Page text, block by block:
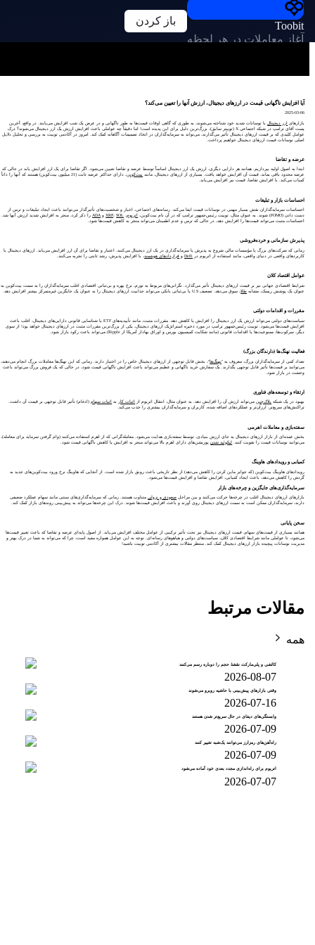
Toobit
آغاز معاملات در هر لحظه
باز کردن
آیا افزایش ناگهانی قیمت در ارزهای دیجیتال، ارزش آنها را تعیین می‌کند؟
2025-03-06
بازارهای ارز دیجیتال
با نوسانات شدید خود شناخته می‌شوند، به طوری که گاهی اوقات قیمت‌ها به طور ناگهانی و در عرض یک شب افزایش می‌یابند. در واقع، آخرین
پست آقای ترامپ در شبکه اجتماعی X (توییتر سابق)، بزرگ‌ترین دلیل برای این پدیده است! اما دقیقاً چه عواملی باعث افزایش ارزش یک ارز دیجیتال می‌شوند؟ درک
عوامل کلیدی که بر قیمت ارزهای دیجیتال تأثیر می‌گذارند، می‌تواند به سرمایه‌گذاران در اتخاذ تصمیمات آگاهانه کمک کند. امروز در آکادمی توبیت به بررسی و تحلیل دلایل
اصلی نوسانات قیمت ارزهای دیجیتال خواهیم پرداخت.
عرضه و تقاضا
ابتدا به اصول اولیه بپردازیم. همانند هر دارایی دیگری، ارزش یک ارز دیجیتال اساساً توسط عرضه و تقاضا تعیین می‌شود. اگر تقاضا برای یک ارز افزایش یابد در حالی که
عرضه محدود باقی بماند، قیمت آن افزایش خواهد یافت. بسیاری از ارزهای دیجیتال، مانند بیت‌کوین
، دارای حداکثر عرضه ثابت (21 میلیون بیت‌کوین) هستند که آنها را ذاتاً
کمیاب می‌کند. با افزایش تقاضا، قیمت نیز افزایش می‌یابد.
احساسات بازار و تبلیغات
احساسات سرمایه‌گذاران نقش بسیار مهمی در نوسانات قیمت ایفا می‌کند. رسانه‌های اجتماعی، اخبار و شخصیت‌های تأثیرگذار می‌توانند باعث ایجاد تبلیغات و ترس از
دست دادن (FOMO) شوند. به عنوان مثال، توییت رئیس‌جمهور ترامپ که در آن نام بیت‌کوین،
اتریوم، XRP،SOL و ADAرا ذکر کرد، منجر به افزایش شدید ارزش آنها شد.
احساسات مثبت می‌تواند قیمت‌ها را افزایش دهد، در حالی که ترس و عدم اطمینان می‌تواند منجر به کاهش قیمت‌ها شود.
پذیرش سازمانی و خرده‌فروشی
زمانی که شرکت‌های بزرگ یا مؤسسات مالی شروع به پذیرش یا سرمایه‌گذاری در یک ارز دیجیتال می‌کنند، اعتبار و تقاضا برای آن ارز افزایش می‌یابد. ارزهای دیجیتال با
کاربردهای واقعی در دنیای واقعی، مانند استفاده از اتریوم در
DeFiو قراردادهای هوشمند، با افزایش پذیرش، رشد ثابتی را تجربه می‌کنند.
عوامل اقتصاد کلان
شرایط اقتصادی جهانی نیز بر قیمت ارزهای دیجیتال تأثیر می‌گذارد. نگرانی‌های مربوط به تورم، نرخ بهره و بی‌ثباتی اقتصادی اغلب سرمایه‌گذاران را به سمت بیت‌کوین به
عنوان یک پوشش ریسک، مشابه طلا، سوق می‌دهد. تضعیف U.S یا بی‌ثباتی بانکی می‌تواند جذابیت ارزهای دیجیتال را به عنوان یک جایگزین غیرمتمرکز بیشتر افزایش دهد.
مقررات و اقدامات دولتی
سیاست‌های دولتی می‌تواند ارزش یک ارز دیجیتال را افزایش یا کاهش دهد. مقررات مثبت، مانند تأییدیه‌های ETF یا شناسایی قانونی دارایی‌های دیجیتال، اغلب باعث
افزایش قیمت‌ها می‌شود. توییت رئیس‌جمهور ترامپ در مورد ذخیره استراتژیک ارزهای دیجیتال، یکی از بزرگ‌ترین مقررات مثبت در ارزهای دیجیتال خواهد بود! از سوی
دیگر، سرکوب‌ها، ممنوعیت‌ها یا اقدامات قانونی (مانند شکایت کمیسیون بورس و اوراق بهادار آمریکا از Ripple) می‌تواند باعث رکود بازار شود.
فعالیت نهنگ‌ها (دارندگان بزرگ)
تعداد کمی از سرمایه‌گذاران بزرگ، معروف به "نهنگ‌ها"، بخش قابل توجهی از ارزهای دیجیتال خاص را در اختیار دارند. زمانی که این نهنگ‌ها معاملات بزرگ انجام می‌دهند،
می‌توانند بر قیمت‌ها تأثیر قابل توجهی بگذارند. یک سفارش خرید ناگهانی و عظیم می‌تواند باعث افزایش ناگهانی قیمت شود، در حالی که یک فروش بزرگ می‌تواند باعث
وحشت در بازار شود.
ارتقاء و توسعه‌های فناوری
بهبود در یک شبکه بلاک‌چینمی‌تواند ارزش آن را افزایش دهد. به عنوان مثال، انتقال اتریوم از اثبات کار به اثبات سهام(ادغام) تأثیر قابل توجهی بر قیمت آن داشت.
تراکنش‌های سریع‌تر، ارزان‌تر و عملکردهای اضافه شده، کاربران و سرمایه‌گذاران بیشتری را جذب می‌کند.
سفته‌بازی و معاملات اهرمی
بخش عمده‌ای از بازار ارزهای دیجیتال به جای ارزش بنیادی، توسط سفته‌بازی هدایت می‌شود. معامله‌گرانی که از اهرم استفاده می‌کنند (وام گرفتن سرمایه برای معامله)،
می‌توانند نوسانات قیمت را تقویت کنند. لیکوئید شدنپوزیشن‌های دارای اهرم بالا می‌تواند منجر به افزایش یا کاهش ناگهانی قیمت شود.
کمیابی و رویدادهای هاوینگ
رویدادهای هاوینگ بیت‌کوین (که جوایز ماین کردن را کاهش می‌دهد) از نظر تاریخی باعث رونق بازار شده است. از آنجایی که هاوینگ نرخ ورود بیت‌کوین‌های جدید به
گردش را کاهش می‌دهد، باعث ایجاد کمیابی، افزایش تقاضا و افزایش قیمت‌ها می‌شود.
سرمایه‌گذاری‌های جایگزین و چرخه‌های بازار
بازارهای ارزهای دیجیتال اغلب در چرخه‌ها حرکت می‌کنند و بین مراحل صعودی و نزولیمتناوب هستند. زمانی که سرمایه‌گذاری‌های سنتی مانند سهام عملکرد ضعیفی
دارند، سرمایه‌گذاران ممکن است به سمت ارزهای دیجیتال روی آورند و باعث افزایش قیمت‌ها شوند. درک این چرخه‌ها می‌تواند به پیش‌بینی روندهای بازار کمک کند.
سخن پایانی
همانند بسیاری از قیمت‌های سهام، قیمت ارزهای دیجیتال نیز تحت تأثیر ترکیبی از عوامل مختلف افزایش می‌یابد. از اصول پایه‌ای عرضه و تقاضا که باعث تغییر قیمت‌ها
می‌شود، تا عواملی مانند شرایط اقتصادی کلان، سیاست‌های دولتی و هیاهوهای رسانه‌ای. توجه به این عوامل همواره مفید است، چرا که می‌تواند به شما در درک بهتر و
مدیریت نوسانات پیچیده بازار ارزهای دیجیتال کمک کند. منتظر مقالات بیشتری از آکادمی توبیت باشید!
مقالات مرتبط
همه
کالشی و پلی‌مارکت نقشهٔ حجم را دوباره رسم می‌کنند
2026-08-07
وقتی بازارهای پیش‌بینی با حاشیه روبرو می‌شوند
2026-07-16
وابستگی‌های دیفای در حال سریع‌تر شدن هستند
2026-07-09
راه‌آهن‌های رمزارز می‌توانند یک‌شبه تغییر کنند
2026-07-09
اتریوم برای راه‌اندازی مجدد بعدی خود آماده می‌شود
2026-07-07